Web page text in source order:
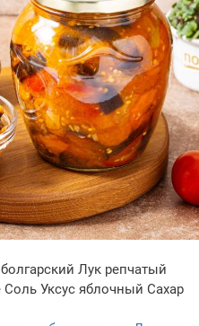
Лук репчатый
Соль Уксус яблочный Сахар